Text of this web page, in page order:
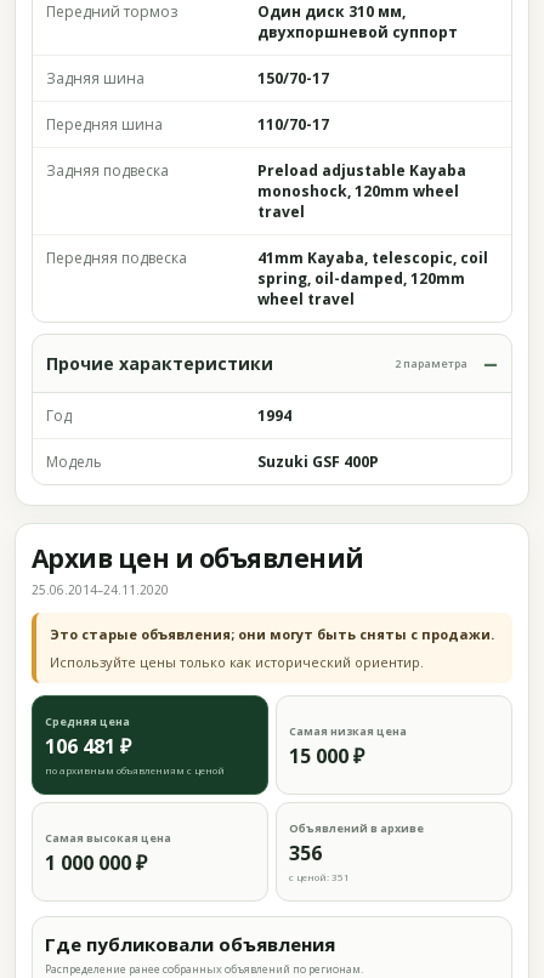
Передний тормоз
Один диск 310 мм,
двухпоршневой суппорт
Задняя шина 150/70-17
Передняя шина 110/70-17
Задняя подвеска
Preload adjustable Kayaba
monoshock, 120mm wheel
travel
Передняя подвеска
41mm Kayaba, telescopic, coil
spring, oil-damped, 120mm
wheel travel
Прочие характеристики 2 параметра
Год 1994
Модель Suzuki GSF 400P
Архив цен и объявлений
25.06.2014–24.11.2020
Это старые объявления; они могут быть сняты с продажи.
Используйте цены только как исторический ориентир.
Средняя цена
106 481 ₽
по архивным объявлениям с ценой
Самая низкая цена
15 000 ₽
Самая высокая цена
1 000 000 ₽
Объявлений в архиве
356
с ценой: 351
Где публиковали объявления
Распределение ранее собранных объявлений по регионам.